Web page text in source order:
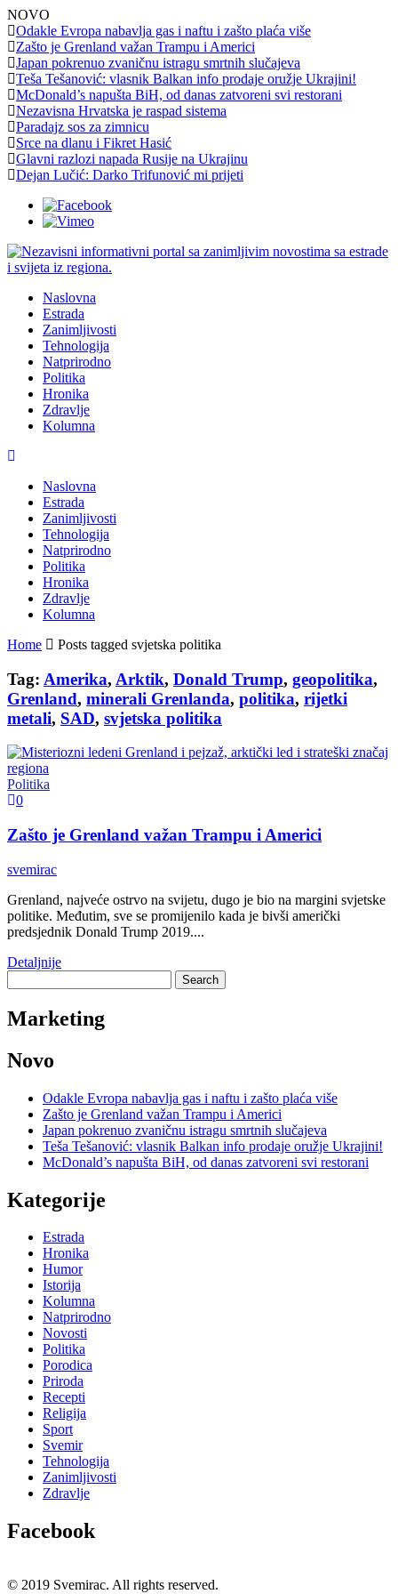
NOVO
Odakle Evropa nabavlja gas i naftu i zašto plaća više
Zašto je Grenland važan Trampu i Americi
Japan pokrenuo zvaničnu istragu smrtnih slučajeva
Teša Tešanović: vlasnik Balkan info prodaje oružje Ukrajini!
McDonald’s napušta BiH, od danas zatvoreni svi restorani
Nezavisna Hrvatska je raspad sistema
Paradajz sos za zimnicu
Srce na dlanu i Fikret Hasić
Glavni razlozi napada Rusije na Ukrajinu
Dejan Lučić: Darko Trifunović mi prijeti
Naslovna
Estrada
Zanimljivosti
Tehnologija
Natprirodno
Politika
Hronika
Zdravlje
Kolumna
Naslovna
Estrada
Zanimljivosti
Tehnologija
Natprirodno
Politika
Hronika
Zdravlje
Kolumna
Home
Posts tagged svjetska politika
Tag: Amerika, Arktik, Donald Trump, geopolitika,
Grenland, minerali Grenlanda, politika, rijetki
metali, SAD, svjetska politika
Politika
0
Zašto je Grenland važan Trampu i Americi
svemirac
Grenland, najveće ostrvo na svijetu, dugo je bio na margini svjetske
politike. Međutim, sve se promijenilo kada je bivši američki
predsjednik Donald Trump 2019....
Detaljnije
for:
Marketing
Novo
Odakle Evropa nabavlja gas i naftu i zašto plaća više
Zašto je Grenland važan Trampu i Americi
Japan pokrenuo zvaničnu istragu smrtnih slučajeva
Teša Tešanović: vlasnik Balkan info prodaje oružje Ukrajini!
McDonald’s napušta BiH, od danas zatvoreni svi restorani
Kategorije
Estrada
Hronika
Humor
Istorija
Kolumna
Natprirodno
Novosti
Politika
Porodica
Priroda
Recepti
Religija
Sport
Svemir
Tehnologija
Zanimljivosti
Zdravlje
Facebook
© 2019 Svemirac. All rights reserved.